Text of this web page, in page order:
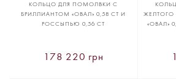
КОЛЬЦО ДЛЯ ПОМОЛВКИ С
БРИЛЛИАНТОМ «ОВАЛ» 0,58 CT И
РОССЫПЬЮ 0,56 CT
178 220 грн
ЖЕЛТОГО
«ОВАЛ»